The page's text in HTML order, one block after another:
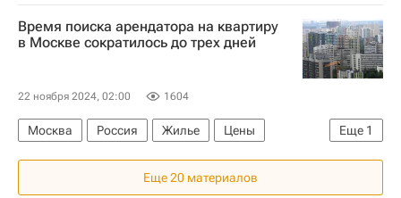
Санкт-Петербург
Цены
Время поиска арендатора на квартиру
в Москве сократилось до трех дней
22 ноября 2024, 02:00 1604
Еще 1
Москва Россия Жилье
Цены
Аренда
Еще 20 материалов